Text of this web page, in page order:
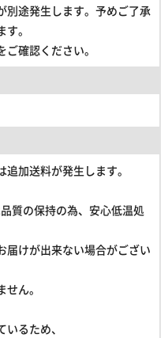
別途発生します。予めご了承
。
確認ください。
加送料が発生します。
質の保持の為、 安心低温処
けが出来ない場合がござい
ん。
るため、